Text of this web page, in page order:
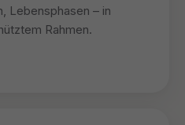
Lebensphasen – in
Rahmen.